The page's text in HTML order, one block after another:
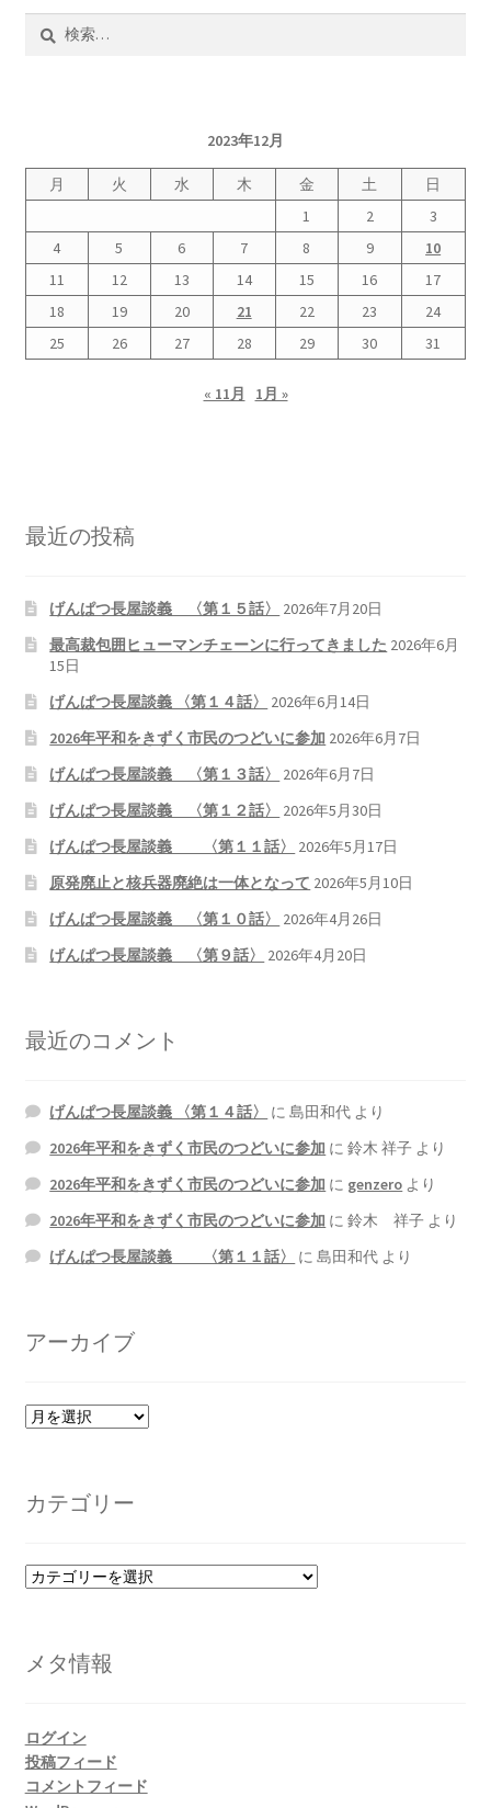
問合せ・メルマガ
2023年12月
月 火 水 木 金 土
日
1
2
3
4
5 6 7 8 9
10
11
12 13 14 15 16
17
18
19 20 21 22 23
24
25
26 27 28 29 30 31
« 11月 1月 »
最近の投稿
げんぱつ長屋談義 〈第１５話〉
2026年7月20日
最高裁包囲ヒューマンチェーンに行ってきました 2026年6月
15日
げんぱつ長屋談義 〈第１４話〉
2026年6月14日
2026年平和をきずく市民のつどいに参加 2026年6月7日
げんぱつ長屋談義 〈第１３話〉
2026年6月7日
げんぱつ長屋談義 〈第１２話〉
2026年5月30日
げんぱつ長屋談義 〈第１１話〉
2026年5月17日
原発廃止と核兵器廃絶は一体となって 2026年5月10日
げんぱつ長屋談義 〈第１０話〉
2026年4月26日
げんぱつ長屋談義 〈第９話〉
2026年4月20日
最近のコメント
げんぱつ長屋談義 〈第１４話〉 に島田和代 より
2026年平和をきずく市民のつどいに参加 に鈴木 祥子 より
2026年平和をきずく市民のつどいに参加 に genzero より
2026年平和をきずく市民のつどいに参加 に鈴木 祥子 より
げんぱつ長屋談義 〈第１１話〉
に島田和代 より
アーカイブ
ア
ブ
カテゴリー
カ
ー
メタ情報
ログイン
投稿フィード
コメントフィード